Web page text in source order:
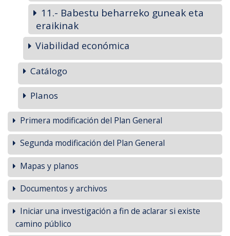
11.- Babestu beharreko guneak eta
eraikinak
Viabilidad económica
Catálogo
Planos
Primera modificación del Plan General
Segunda modificación del Plan General
Mapas y planos
Documentos y archivos
Iniciar una investigación a fin de aclarar si existe
camino público